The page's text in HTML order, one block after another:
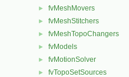
► fvMeshMovers
► fvMeshStitchers
► fvMeshTopoChangers
► fvModels
► fvMotionSolver
► fvTopoSetSources